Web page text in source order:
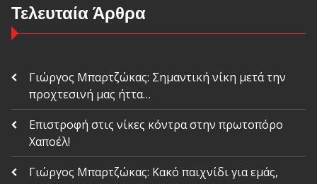
Τελευταία Άρθρα
Γιώργος Μπαρτζώκας: Σημαντική νίκη μετά την
προχτεσινή μας ήττα…
Επιστροφή στις νίκες κόντρα στην πρωτοπόρο
Χαποέλ!
Γιώργος Μπαρτζώκας: Κακό παιχνίδι για εμάς,